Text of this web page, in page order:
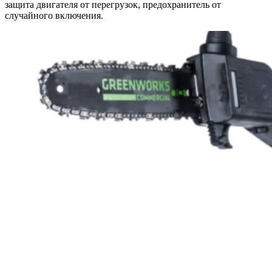
защита двигателя от перегрузок, предохранитель от
случайного включения.